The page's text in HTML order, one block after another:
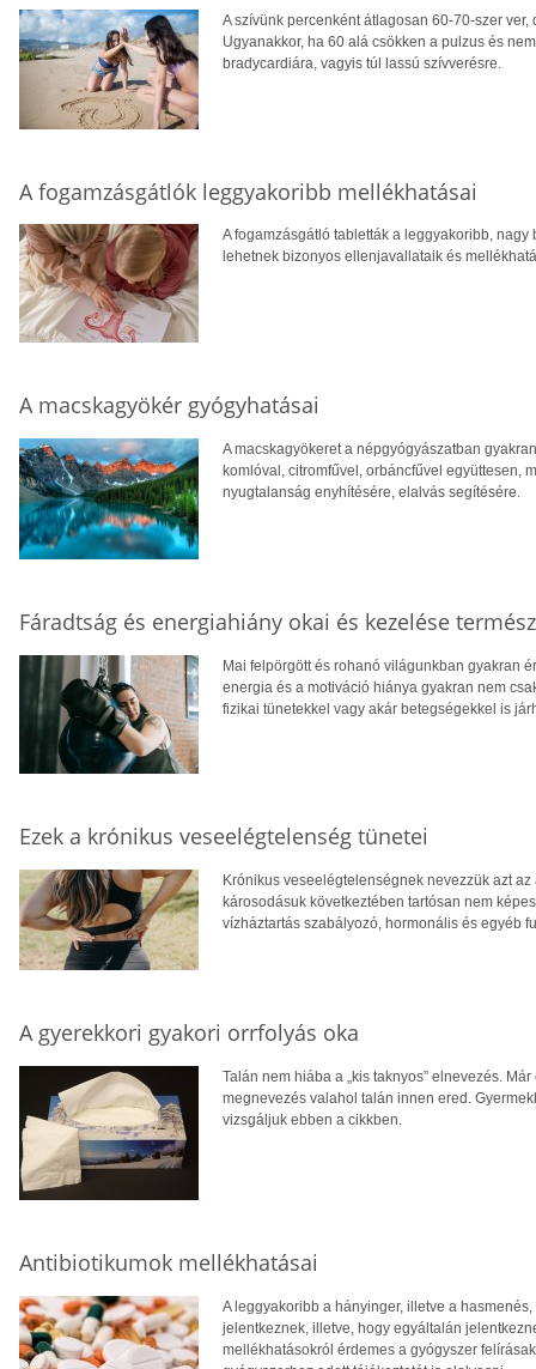
A szívünk percenként átlagosan 60-70-szer
Ugyanakkor, ha 60 alá csökken a pulzus és
bradycardiára, vagyis túl lassú szívverésre.
A fogamzásgátlók leggyakoribb mellékhatásai
A fogamzásgátló tabletták a leggyakoribb,
lehetnek bizonyos ellenjavallataik és
A macskagyökér gyógyhatásai
A macskagyökeret a népgyógyászatban
komlóval, citromfűvel, orbáncfűvel együttesen,
nyugtalanság enyhítésére, elalvás segítésére.
Fáradtság és energiahiány okai és kezelése
Mai felpörgött és rohanó világunkban gyakran
energia és a motiváció hiánya gyakran nem
fizikai tünetekkel vagy akár betegségekkel is
Ezek a krónikus veseelégtelenség tünetei
Krónikus veseelégtelenségnek nevezzük azt
károsodásuk következtében tartósan nem
vízháztartás szabályozó, hormonális és egyéb
A gyerekkori gyakori orrfolyás oka
Talán nem hiába a „kis taknyos” elnevezés.
megnevezés valahol talán innen ered.
vizsgáljuk ebben a cikkben.
Antibiotikumok mellékhatásai
A leggyakoribb a hányinger, illetve a
jelentkeznek, illetve, hogy egyáltalán
mellékhatásokról érdemes a gyógyszer